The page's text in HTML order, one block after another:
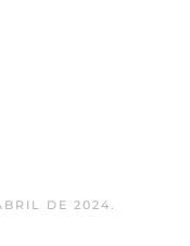
DE 2024.